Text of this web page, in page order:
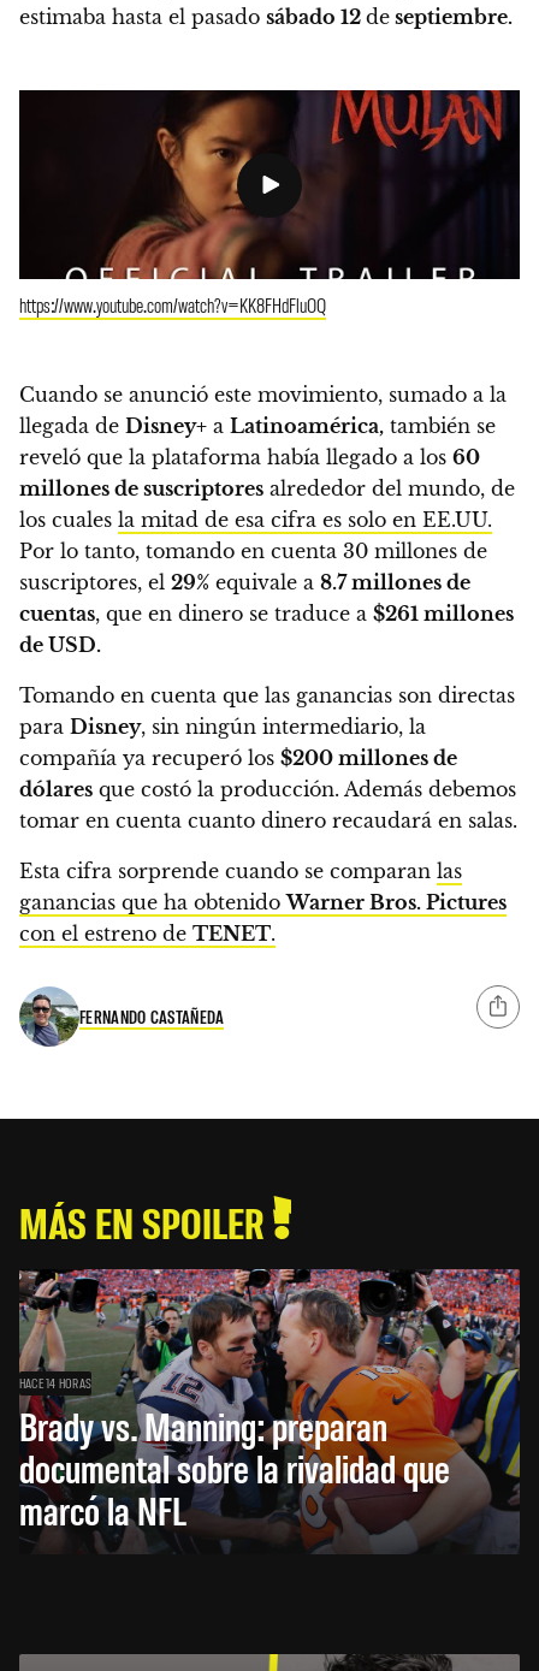
estimaba hasta el pasado sábado 12 de septiembre.
https://www.youtube.com/watch?v=KK8FHdFluOQ
Cuando se anunció este movimiento, sumado a la
llegada de Disney+ a Latinoamérica, también se
reveló que la plataforma había llegado a los 60
millones de suscriptores alrededor del mundo, de
los cuales la mitad de esa cifra es solo en EE.UU.
Por lo tanto, tomando en cuenta 30 millones de
suscriptores, el 29% equivale a 8.7 millones de
cuentas, que en dinero se traduce a $261 millones
de USD.
Tomando en cuenta que las ganancias son directas
para Disney, sin ningún intermediario, la
compañía ya recuperó los $200 millones de
dólares que costó la producción. Además debemos
tomar en cuenta cuanto dinero recaudará en salas.
Esta cifra sorprende cuando se comparan las
ganancias que ha obtenidoWarner Bros. Pictures
con el estreno de TENET.
FERNANDO CASTAÑEDA
MÁS EN SPOILER
HACE 14 HORAS
Brady vs. Manning: preparan
documental sobre la rivalidad que
marcó la NFL